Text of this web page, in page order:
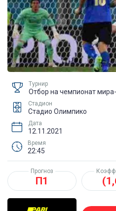
Турнир
Отбор на чемпионат
Стадион
Стадио Олимпико
Дата
12.11.2021
Время
22:45
Прогноз
П1